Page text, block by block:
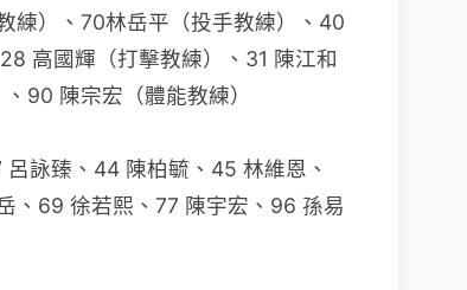
練）、70林岳平（投手教練）、40
高國輝（打擊教練）、31 陳江和
90 陳宗宏（體能教練）
詠臻、44 陳柏毓、45 林維恩、
、69 徐若熙、77 陳宇宏、96 孫易